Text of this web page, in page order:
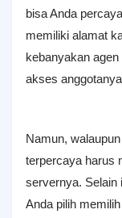
bisa Anda
memiliki alamat
kebanyakan
akses
Namun,
terpercaya harus
servernya. Selain
Anda pilih